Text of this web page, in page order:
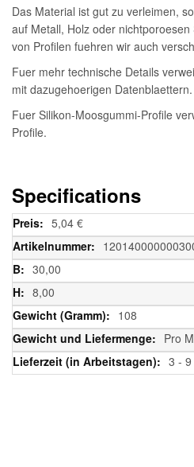
Das Material ist gut zu verleimen,
auf Metall, Holz oder
von Profilen fuehren wir auch
Fuer mehr technische Details
mit dazugehoerigen Datenblaettern.
Fuer Silikon-Moosgummi-Profile
Profile.
Specifications
Weitere
Informationen
5,04 €
30,00
8,00
108
Pro
3 - 9